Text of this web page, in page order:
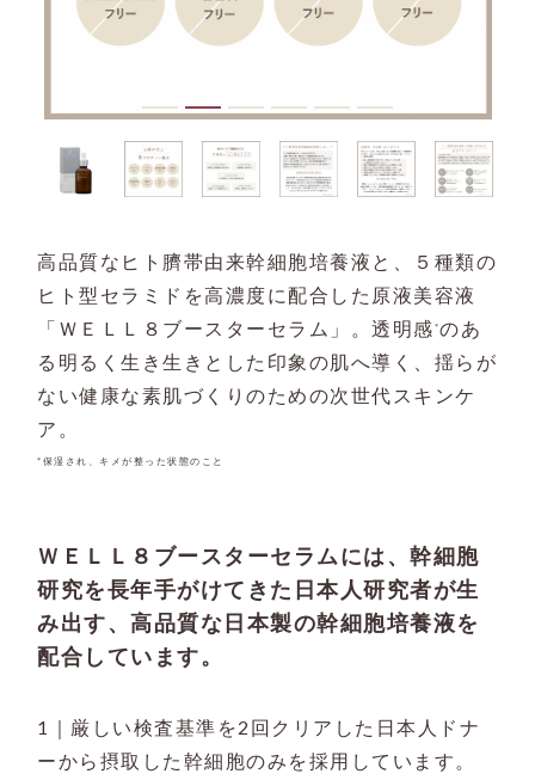
高品質なヒト臍帯由来幹細胞培養液と、５種類の
ヒト型セラミドを高濃度に配合した原液美容液
「ＷＥＬＬ８ブースターセラム」。透明感 *のあ
る明るく生き生きとした印象の肌へ導く、揺らが
ない健康な素肌づくりのための次世代スキンケ
ア。
*保湿され、キメが整った状態のこと
ＷＥＬＬ８ブースターセラムには、幹細胞
研究を長年手がけてきた日本人研究者が生
み出す、高品質な日本製の幹細胞培養液を
配合しています。
1｜厳しい検査基準を2回クリアした日本人ドナ
ーから摂取した幹細胞のみを採用しています。